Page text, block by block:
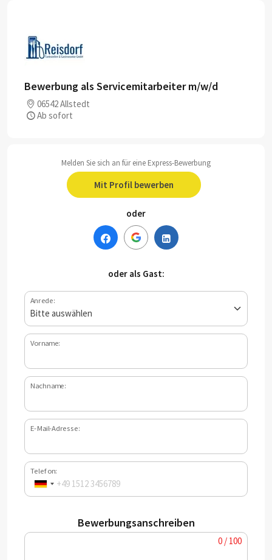
Bewerbung als Servicemitarbeiter m/w/d
06542 Allstedt
Ab sofort
Melden Sie sich an für eine Express-Bewerbung
Mit Profil bewerben
oder
oder als Gast:
Anrede:
Vorname:
Nachname:
E-Mail-Adresse:
Telefon:
Bewerbungsanschreiben
0 / 100